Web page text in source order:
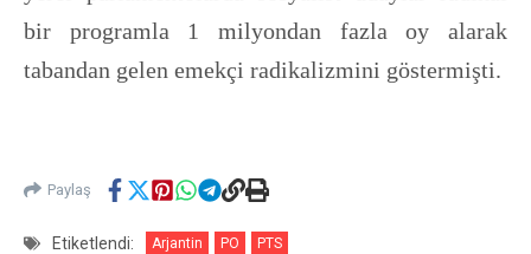
bir programla 1 milyondan fazla oy alarak
tabandan gelen emekçi radikalizmini göstermişti.
Paylaş
Etiketlendi: Arjantin PO PTS